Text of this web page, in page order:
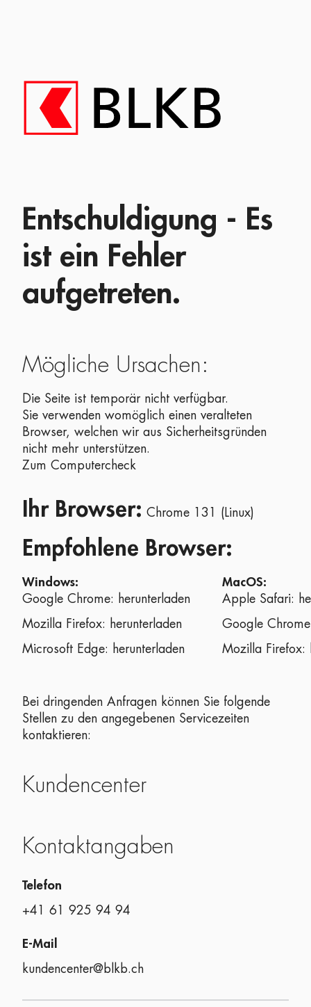
Entschuldigung - Es
ist ein Fehler
aufgetreten.
Mögliche Ursachen:
Die Seite ist temporär nicht verfügbar.
Sie verwenden womöglich einen veralteten
Browser, welchen wir aus Sicherheitsgründen
nicht mehr unterstützen.
Zum Computercheck
Ihr Browser: Chrome 131 (Linux)
Empfohlene Browser:
Windows:
Google Chrome:
herunterladen
Mozilla Firefox:
herunterladen
Microsoft Edge:
herunterladen
MacOS:
Apple Safari:
Google
Mozilla Firefox:
Bei dringenden Anfragen können Sie folgende
Stellen zu den angegebenen Servicezeiten
kontaktieren:
Kundencenter
Kontaktangaben
Telefon
+41 61 925 94 94
E-Mail
kundencenter@blkb.ch